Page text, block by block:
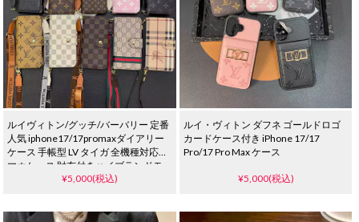
ルイヴィトン/グッチ/バーバリー 定番
人気 iphone17/17promaxダイアリー
ケース 手帳型 LV タイガ 全機種対応ス
マホケース 財布付きハイブランドモ
ノグラム柄 かわいい
¥5,000(税込)
ルイ・ヴィトン ダフネ ゴールドロゴ
カードケース付き iPhone 17/17
Pro/17 Pro Max ケース
¥5,000(税込)